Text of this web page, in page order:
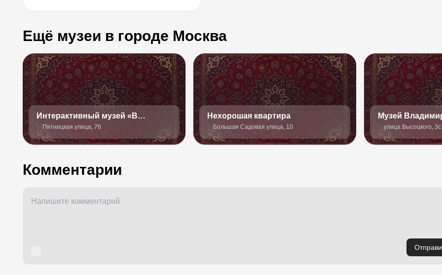
Ещё музеи в городе Москва
Интерактивный музей «В
Тишине»
Пятницкая улица, 76
Нехорошая квартира
Большая Садовая улица, 10
Музей
улица Высоцкого,
Комментарии